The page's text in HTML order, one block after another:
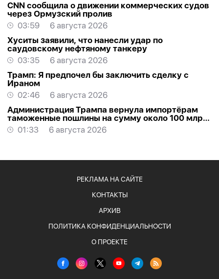
CNN сообщила о движении коммерческих судов
через Ормузский пролив
03:59
6 августа 2026
Хуситы заявили, что нанесли удар по
саудовскому нефтяному танкеру
03:35
6 августа 2026
Трамп: Я предпочел бы заключить сделку с
Ираном
02:46
6 августа 2026
Администрация Трампа вернула импортёрам
таможенные пошлины на сумму около 100 млрд
долларов
01:33 6 августа 2026
РЕКЛАМА НА САЙТЕ
КОНТАКТЫ
АРХИВ
ПОЛИТИКА КОНФИДЕНЦИАЛЬНОСТИ
О ПРОЕКТЕ